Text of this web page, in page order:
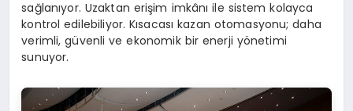
sağlanıyor. Uzaktan erişim imkânı ile sistem kolayca
kontrol edilebiliyor. Kısacası kazan otomasyonu; daha
verimli, güvenli ve ekonomik bir enerji yönetimi
sunuyor.